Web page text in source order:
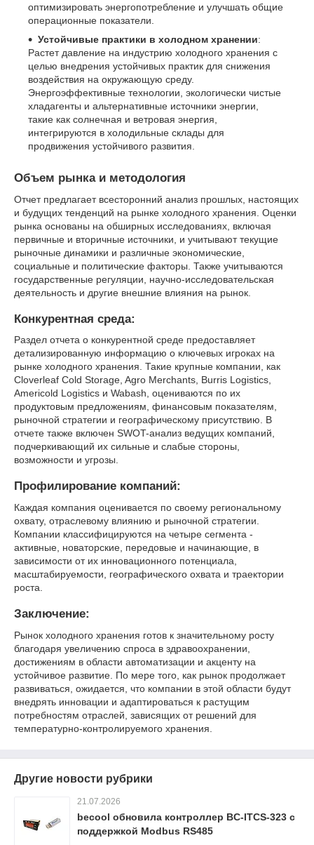
оптимизировать энергопотребление и улучшать общие
операционные показатели.
Устойчивые практики в холодном хранении:
Растет давление на индустрию холодного хранения с
целью внедрения устойчивых практик для снижения
воздействия на окружающую среду.
Энергоэффективные технологии, экологически чистые
хладагенты и альтернативные источники энергии,
такие как солнечная и ветровая энергия,
интегрируются в холодильные склады для
продвижения устойчивого развития.
Объем рынка и методология
Отчет предлагает всесторонний анализ прошлых, настоящих
и будущих тенденций на рынке холодного хранения. Оценки
рынка основаны на обширных исследованиях, включая
первичные и вторичные источники, и учитывают текущие
рыночные динамики и различные экономические,
социальные и политические факторы. Также учитываются
государственные регуляции, научно-исследовательская
деятельность и другие внешние влияния на рынок.
Конкурентная среда:
Раздел отчета о конкурентной среде предоставляет
детализированную информацию о ключевых игроках на
рынке холодного хранения. Такие крупные компании, как
Cloverleaf Cold Storage, Agro Merchants, Burris Logistics,
Americold Logistics и Wabash, оцениваются по их
продуктовым предложениям, финансовым показателям,
рыночной стратегии и географическому присутствию. В
отчете также включен SWOT-анализ ведущих компаний,
подчеркивающий их сильные и слабые стороны,
возможности и угрозы.
Профилирование компаний:
Каждая компания оценивается по своему региональному
охвату, отраслевому влиянию и рыночной стратегии.
Компании классифицируются на четыре сегмента -
активные, новаторские, передовые и начинающие, в
зависимости от их инновационного потенциала,
масштабируемости, географического охвата и траектории
роста.
Заключение:
Рынок холодного хранения готов к значительному росту
благодаря увеличению спроса в здравоохранении,
достижениям в области автоматизации и акценту на
устойчивое развитие. По мере того, как рынок продолжает
развиваться, ожидается, что компании в этой области будут
внедрять инновации и адаптироваться к растущим
потребностям отраслей, зависящих от решений для
температурно-контролируемого хранения.
Другие новости рубрики
21.07.2026
becool обновила контроллер BC-ITCS-323 с
поддержкой Modbus RS485